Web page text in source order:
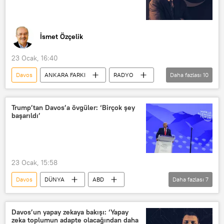
İsmet Özçelik
23 Ocak, 16:40
Davos ANKARA FARKI
RADYO
Dünya Ekonomik Forumu Davos Zirvesi
Devlet Bahçeli
ABD
Hollywood
Daha fazlası 10
Trump’tan Davos’a övgüler: ‘Birçok şey
başarıldı’
23 Ocak, 15:58
Davos DÜNYA
ABD
Donald Trump
Dünya Ekonomik Forumu (World Economic Forum)
Daha fazlası 7
Davos’un yapay zekaya bakışı: ‘Yapay
zeka toplumun adapte olacağından daha